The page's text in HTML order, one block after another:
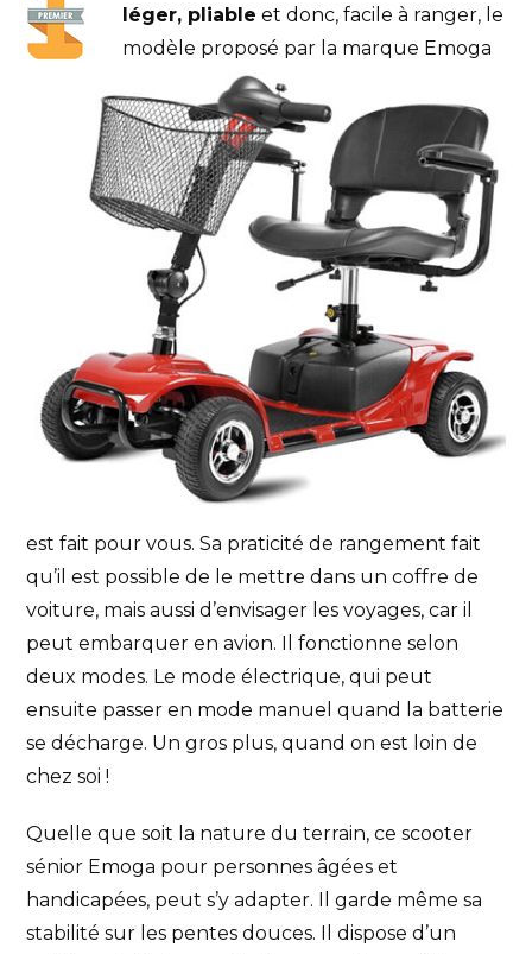
léger, pliable et donc, facile à ranger, le
modèle proposé par la marque Emoga
est fait pour vous. Sa praticité de rangement fait
qu’il est possible de le mettre dans un coffre de
voiture, mais aussi d’envisager les voyages, car il
peut embarquer en avion. Il fonctionne selon
deux modes. Le mode électrique, qui peut
ensuite passer en mode manuel quand la batterie
se décharge. Un gros plus, quand on est loin de
chez soi !
Quelle que soit la nature du terrain, ce scooter
sénior Emoga pour personnes âgées et
handicapées, peut s’y adapter. Il garde même sa
stabilité sur les pentes douces. Il dispose d’un